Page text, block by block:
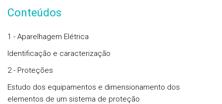
Conteúdos
1 - Aparelhagem Elétrica
Identificação e caracterização
2 - Proteções
Estudo dos equipamentos e dimensionamento dos
elementos de um sistema de proteção